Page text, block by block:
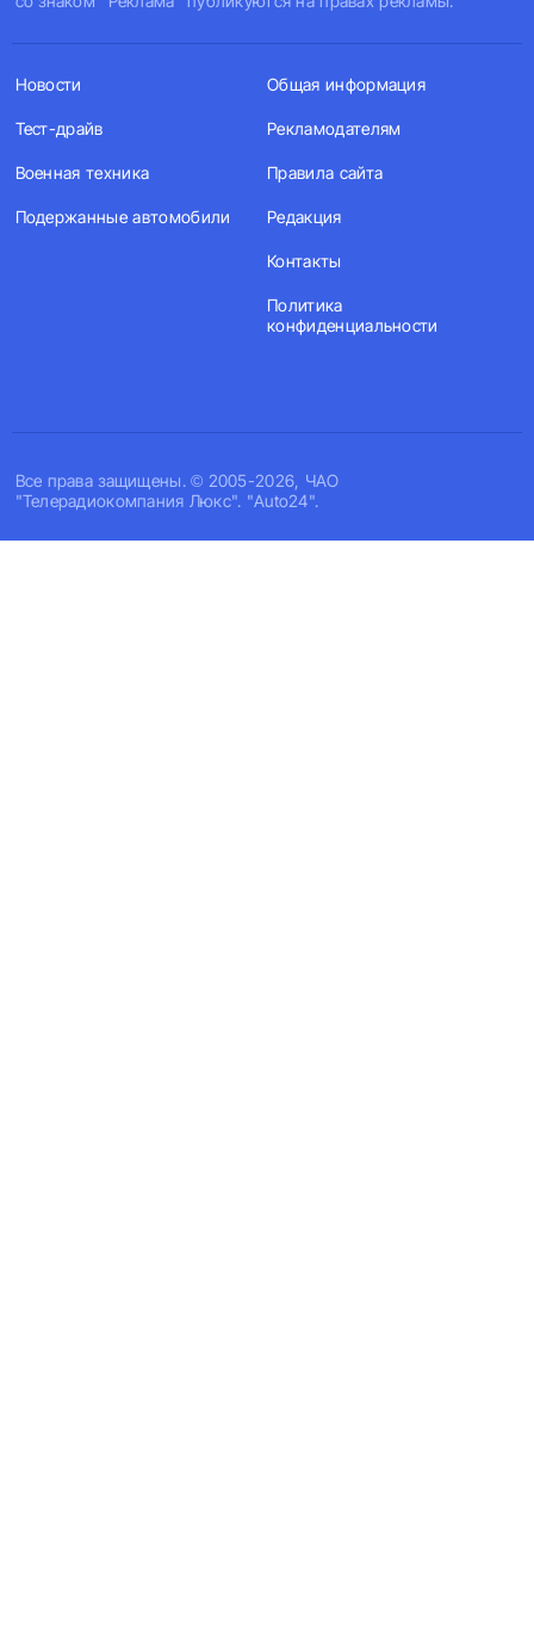
Все права защищены. © 2005-2026, ЧАО
"Телерадиокомпания Люкс". "Auto24".
Новости
Тест-драйв
Военная техника
Подержанные автомобили
Общая информация
Рекламодателям
Правила сайта
Редакция
Контакты
Политика
конфиденциальности